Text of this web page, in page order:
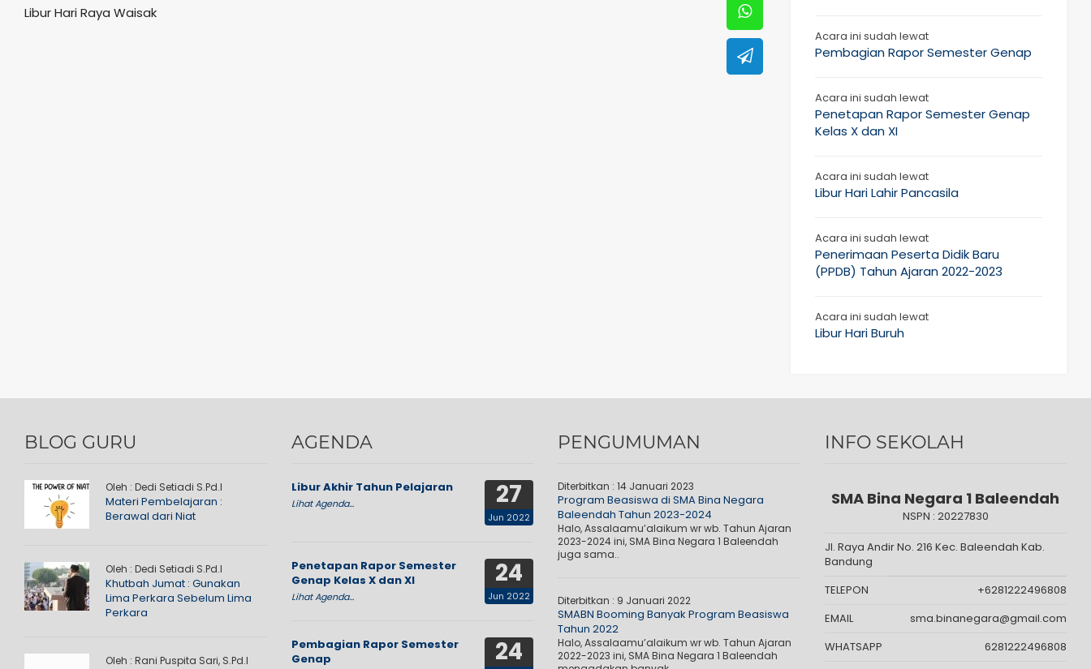
Libur Hari Raya Waisak
Acara ini sudah lewat
Pembagian Rapor Semester Genap
Acara ini sudah lewat
Penetapan Rapor Semester Genap
Kelas X dan XI
Acara ini sudah lewat
Libur Hari Lahir Pancasila
Acara ini sudah lewat
Penerimaan Peserta Didik Baru
(PPDB) Tahun Ajaran 2022-2023
Acara ini sudah lewat
Libur Hari Buruh
BLOG GURU
Oleh : Dedi Setiadi S.Pd.I
Materi Pembelajaran :
Berawal dari Niat
Oleh : Dedi Setiadi S.Pd.I
Khutbah Jumat : Gunakan
Lima Perkara Sebelum Lima
Perkara
Oleh : Rani Puspita Sari, S.Pd.I
AGENDA
27
Jun 2022
Libur Akhir Tahun Pelajaran
Lihat Agenda...
24
Jun 2022
Penetapan Rapor Semester
Genap Kelas X dan XI
Lihat Agenda...
24
Pembagian Rapor Semester
Genap
PENGUMUMAN
Diterbitkan : 14 Januari 2023
Program Beasiswa di SMA Bina Negara
Baleendah Tahun 2023-2024
Halo, Assalaamu’alaikum wr wb. Tahun Ajaran
2023-2024 ini, SMA Bina Negara 1 Baleendah
juga sama..
Diterbitkan : 9 Januari 2022
SMABN Booming Banyak Program Beasiswa
Tahun 2022
Halo, Assalaamu’alaikum wr wb. Tahun Ajaran
2022-2023 ini, SMA Bina Negara 1 Baleendah
INFO SEKOLAH
SMA Bina Negara 1 Baleendah
NSPN : 20227830
Jl. Raya Andir No. 216 Kec. Baleendah Kab.
Bandung
TELEPON
+6281222496808
EMAIL
sma.binanegara@gmail.com
WHATSAPP
6281222496808